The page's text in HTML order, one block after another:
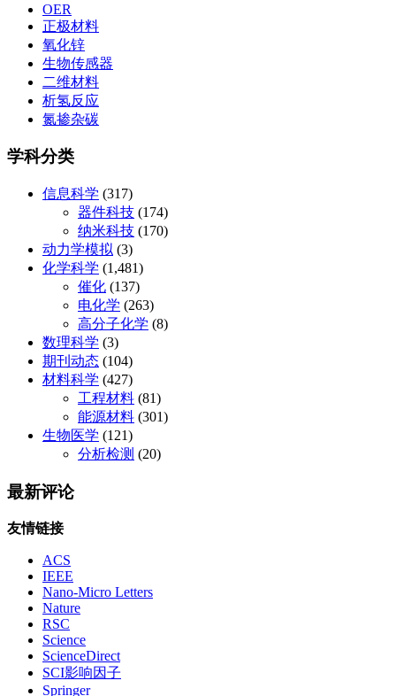
OER
正极材料
氧化锌
生物传感器
二维材料
析氢反应
氮掺杂碳
学科分类
信息科学 (317)
器件科技 (174)
纳米科技 (170)
动力学模拟 (3)
化学科学 (1,481)
催化 (137)
电化学 (263)
高分子化学 (8)
数理科学 (3)
期刊动态 (104)
材料科学 (427)
工程材料 (81)
能源材料 (301)
生物医学 (121)
分析检测 (20)
最新评论
友情链接
ACS
IEEE
Nano-Micro Letters
Nature
RSC
Science
ScienceDirect
SCI影响因子
Springer